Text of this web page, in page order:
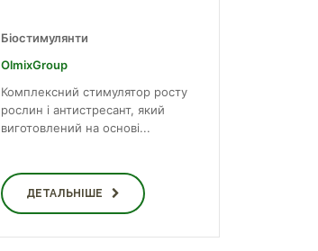
Біостимулянти
OlmixGroup
Комплексний стимулятор росту
рослин і антистресант, який
виготовлений на основі...
ДЕТАЛЬНІШЕ